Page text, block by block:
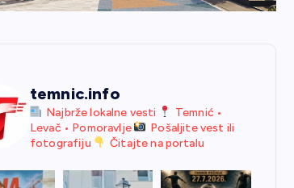
temnic.info
Najbrže lokalne vesti
Temnić •
Levač • Pomoravlje
Pošaljite vest ili
fotografiju
Čitajte na portalu